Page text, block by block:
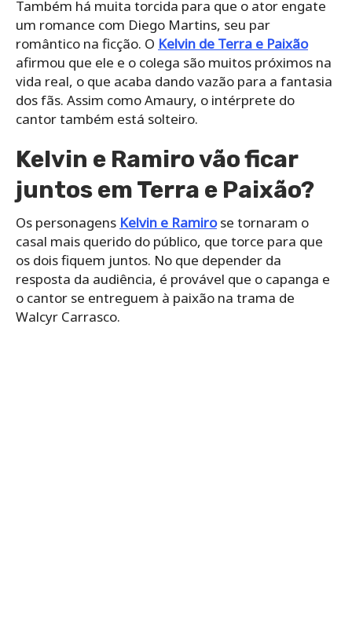
Também há muita torcida para que o ator engate
um romance com Diego Martins, seu par
romântico na ficção. O Kelvin de Terra e Paixão
afirmou que ele e o colega são muitos próximos na
vida real, o que acaba dando vazão para a fantasia
dos fãs. Assim como Amaury, o intérprete do
cantor também está solteiro.
Kelvin e Ramiro vão ficar
juntos em Terra e Paixão?
Os personagens Kelvin e Ramirose tornaram o
casal mais querido do público, que torce para que
os dois fiquem juntos. No que depender da
resposta da audiência, é provável que o capanga e
o cantor se entreguem à paixão na trama de
Walcyr Carrasco.